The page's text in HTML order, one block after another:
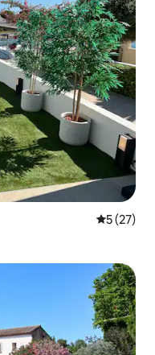
5 de uma
5 (27)